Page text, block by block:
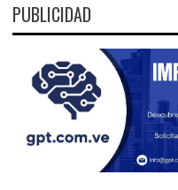
PUBLICIDAD